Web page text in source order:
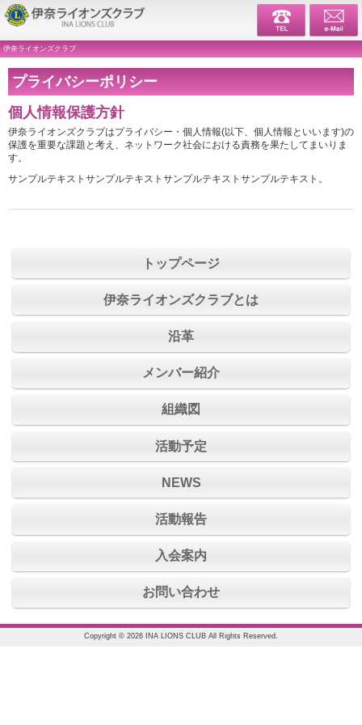
伊奈ライ
伊奈ライオンズクラブ
プライバシーポリシー
個人情報保護方針
伊奈ライオンズクラブはプライバシー・個人情報(以下、個人情報といいます)の
保護を重要な課題と考え、ネットワーク社会における責務を果たしてまいりま
す。
サンプルテキストサンプルテキストサンプルテキストサンプルテキスト。
トップページ
伊奈ライオンズクラブとは
沿革
メンバー紹介
組織図
活動予定
NEWS
活動報告
入会案内
お問い合わせ
Copyright © 2026 INA LIONS CLUB All Rights Reserved.